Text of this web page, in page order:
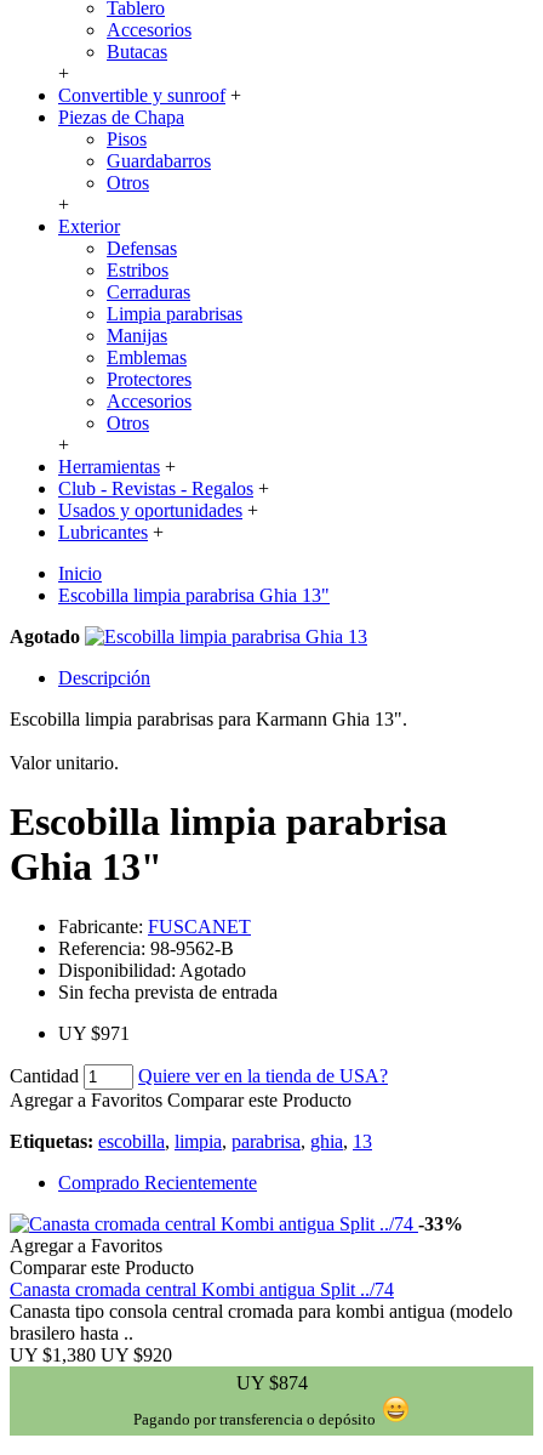
Tablero
Accesorios
Butacas
+
Convertible y sunroof +
Piezas de Chapa
Pisos
Guardabarros
Otros
+
Exterior
Defensas
Estribos
Cerraduras
Limpia parabrisas
Manijas
Emblemas
Protectores
Accesorios
Otros
+
Herramientas +
Club - Revistas - Regalos +
Usados y oportunidades +
Lubricantes +
Inicio
Escobilla limpia parabrisa Ghia 13"
Agotado
Descripción
Escobilla limpia parabrisas para Karmann Ghia 13".
Valor unitario.
Escobilla limpia parabrisa
Ghia 13"
Fabricante: FUSCANET
Referencia: 98-9562-B
Disponibilidad: Agotado
Sin fecha prevista de entrada
UY $971
Cantidad
Quiere ver en la tienda de USA?
Agregar a Favoritos Comparar este Producto
Etiquetas: escobilla, limpia, parabrisa, ghia, 13
Comprado Recientemente
-33%
Agregar a Favoritos
Comparar este Producto
Canasta cromada central Kombi antigua Split ../74
Canasta tipo consola central cromada para kombi antigua (modelo
brasilero hasta ..
UY $1,380 UY $920
UY $874
Pagando por transferencia o depósito